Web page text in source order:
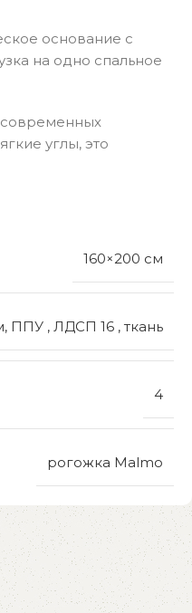
основание с
на одно спальное
современных
углы, это
160×200 см
ППУ , ЛДСП 16 , ткань
4
рогожка Malmo